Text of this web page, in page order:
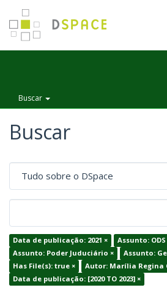
Buscar
Buscar
Data de publicação: 2021 ×
Assunto:
Assunto: Poder Juduciário ×
Assunto:
Has File(s): true ×
Autor: Marília Regina
Data de publicação: [2020 TO 2023] ×